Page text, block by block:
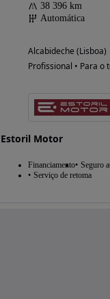
38 396 km
Automática
Alcabideche (Lisboa)
Profissional • Para o
Estoril Motor
Financiamento Seguro
Serviço de retoma